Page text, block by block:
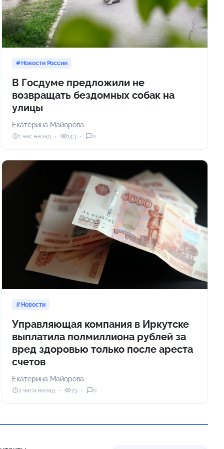
Новости России
В Госдуме предложили не
возвращать бездомных собак на
улицы
Екатерина Майорова
1 час назад 143 0
Новости
Управляющая компания в Иркутске
выплатила полмиллиона рублей за
вред здоровью только после ареста
счетов
Екатерина Майорова
2 часа назад 73 0